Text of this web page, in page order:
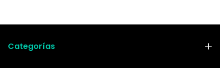
Categorías